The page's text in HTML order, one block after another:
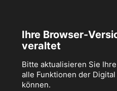
Ihre Browser-
veraltet
Bitte aktualisieren Sie
alle Funktionen der
können.